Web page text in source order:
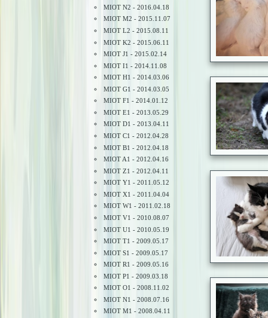
MIOT N2 - 2016.04.18
MIOT M2 - 2015.11.07
MIOT L2 - 2015.08.11
MIOT K2 - 2015.06.11
MIOT J1 - 2015.02.14
MIOT I1 - 2014.11.08
MIOT H1 - 2014.03.06
MIOT G1 - 2014.03.05
MIOT F1 - 2014.01.12
MIOT E1 - 2013.05.29
MIOT D1 - 2013.04.11
MIOT C1 - 2012.04.28
MIOT B1 - 2012.04.18
MIOT A1 - 2012.04.16
MIOT Z1 - 2012.04.11
MIOT Y1 - 2011.05.12
MIOT X1 - 2011.04.04
MIOT W1 - 2011.02.18
MIOT V1 - 2010.08.07
MIOT U1 - 2010.05.19
MIOT T1 - 2009.05.17
MIOT S1 - 2009.05.17
MIOT R1 - 2009.05.16
MIOT P1 - 2009.03.18
MIOT O1 - 2008.11.02
MIOT N1 - 2008.07.16
MIOT M1 - 2008.04.11